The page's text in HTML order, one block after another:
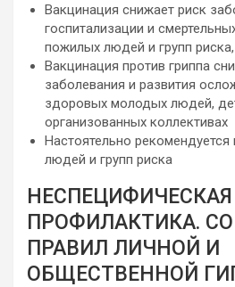
Вакцинация снижает риск
госпитализации и
пожилых людей и групп риска,
Вакцинация против гриппа
заболевания и развития
здоровых молодых людей,
организованных коллективах
Настоятельно
людей и групп риска
НЕСПЕЦИФИЧЕСКАЯ
ПРОФИЛАКТИКА.
ПРАВИЛ ЛИЧНОЙ И
ОБЩЕСТВЕННОЙ